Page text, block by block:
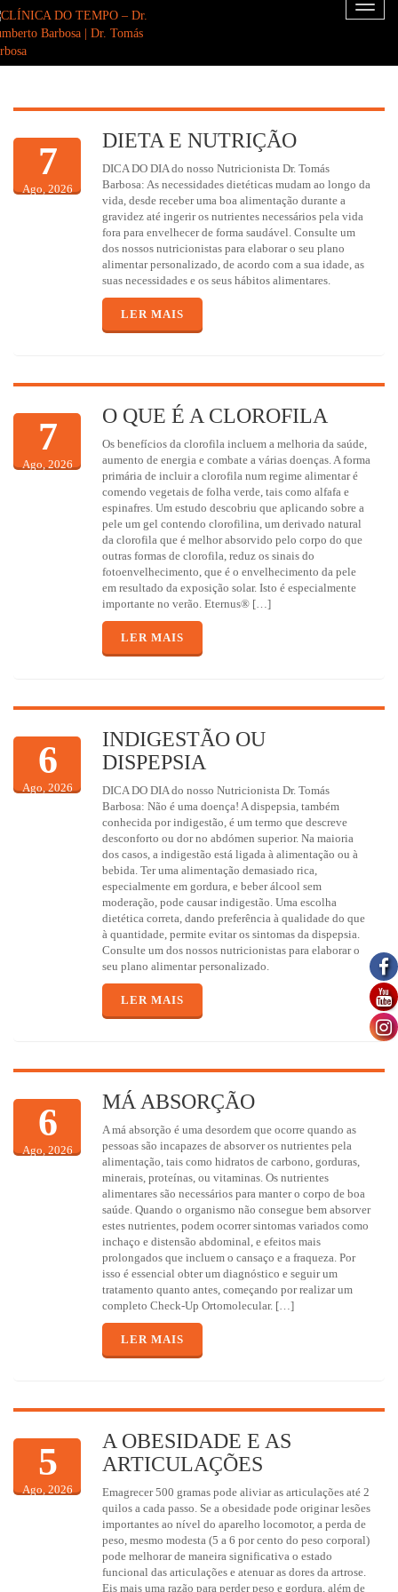
Toggle
7
Ago, 2026
DIETA E NUTRIÇÃO
DICA DO DIA do nosso Nutricionista Dr. Tomás
Barbosa: As necessidades dietéticas mudam ao longo da
vida, desde receber uma boa alimentação durante a
gravidez até ingerir os nutrientes necessários pela vida
fora para envelhecer de forma saudável. Consulte um
dos nossos nutricionistas para elaborar o seu plano
alimentar personalizado, de acordo com a sua idade, as
suas necessidades e os seus hábitos alimentares.
LER MAIS
7
Ago, 2026
O QUE É A CLOROFILA
Os benefícios da clorofila incluem a melhoria da saúde,
aumento de energia e combate a várias doenças. A forma
primária de incluir a clorofila num regime alimentar é
comendo vegetais de folha verde, tais como alfafa e
espinafres. Um estudo descobriu que aplicando sobre a
pele um gel contendo clorofilina, um derivado natural
da clorofila que é melhor absorvido pelo corpo do que
outras formas de clorofila, reduz os sinais do
fotoenvelhecimento, que é o envelhecimento da pele
em resultado da exposição solar. Isto é especialmente
importante no verão. Eternus® […]
LER MAIS
6
Ago, 2026
INDIGESTÃO OU
DISPEPSIA
DICA DO DIA do nosso Nutricionista Dr. Tomás
Barbosa: Não é uma doença! A dispepsia, também
conhecida por indigestão, é um termo que descreve
desconforto ou dor no abdómen superior. Na maioria
dos casos, a indigestão está ligada à alimentação ou à
bebida. Ter uma alimentação demasiado rica,
especialmente em gordura, e beber álcool sem
moderação, pode causar indigestão. Uma escolha
dietética correta, dando preferência à qualidade do que
à quantidade, permite evitar os sintomas da dispepsia.
Consulte um dos nossos nutricionistas para elaborar o
seu plano alimentar personalizado.
LER MAIS
6
Ago, 2026
MÁ ABSORÇÃO
A má absorção é uma desordem que ocorre quando as
pessoas são incapazes de absorver os nutrientes pela
alimentação, tais como hidratos de carbono, gorduras,
minerais, proteínas, ou vitaminas. Os nutrientes
alimentares são necessários para manter o corpo de boa
saúde. Quando o organismo não consegue bem absorver
estes nutrientes, podem ocorrer sintomas variados como
inchaço e distensão abdominal, e efeitos mais
prolongados que incluem o cansaço e a fraqueza. Por
isso é essencial obter um diagnóstico e seguir um
tratamento quanto antes, começando por realizar um
completo Check-Up Ortomolecular. […]
LER MAIS
5
Ago, 2026
A OBESIDADE E AS
ARTICULAÇÕES
Emagrecer 500 gramas pode aliviar as articulações até 2
quilos a cada passo. Se a obesidade pode originar lesões
importantes ao nível do aparelho locomotor, a perda de
peso, mesmo modesta (5 a 6 por cento do peso corporal)
pode melhorar de maneira significativa o estado
funcional das articulações e atenuar as dores da artrose.
Eis mais uma razão para perder peso e gordura, além de